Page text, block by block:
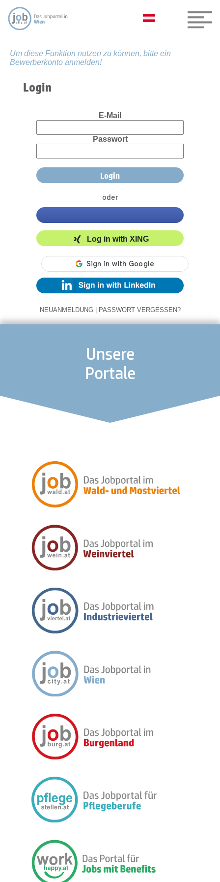
Um diese Funktion nutzen zu können, bitte ein
Bewerberkonto anmelden!
Login
E-Mail
Passwort
oder
Log in with XING
NEUANMELDUNG | PASSWORT VERGESSEN?
Unsere
Portale